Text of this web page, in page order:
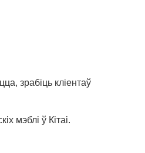
зрабіць кліентаў
мэблі ў Кітаі.